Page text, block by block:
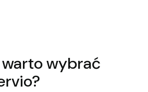
wybrać